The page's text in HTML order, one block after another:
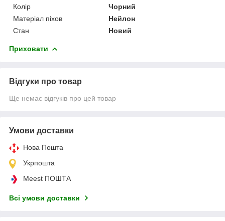
Колір
Чорний
Матеріал піхов
Нейлон
Стан
Новий
Приховати
Відгуки про товар
Ще немає відгуків про цей товар
Умови доставки
Нова Пошта
Укрпошта
Meest ПОШТА
Всі умови доставки